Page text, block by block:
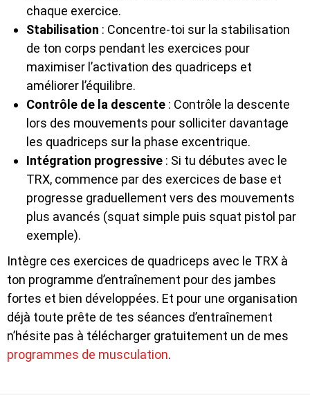
chaque exercice.
Stabilisation : Concentre-toi sur la stabilisation
de ton corps pendant les exercices pour
maximiser l’activation des quadriceps et
améliorer l’équilibre.
Contrôle de la descente : Contrôle la descente
lors des mouvements pour solliciter davantage
les quadriceps sur la phase excentrique.
Intégration progressive : Si tu débutes avec le
TRX, commence par des exercices de base et
progresse graduellement vers des mouvements
plus avancés (squat simple puis squat pistol par
exemple).
Intègre ces exercices de quadriceps avec le TRX à
ton programme d’entraînement pour des jambes
fortes et bien développées. Et pour une organisation
déjà toute prête de tes séances d’entraînement
n’hésite pas à télécharger gratuitement un de mes
programmes de musculation.